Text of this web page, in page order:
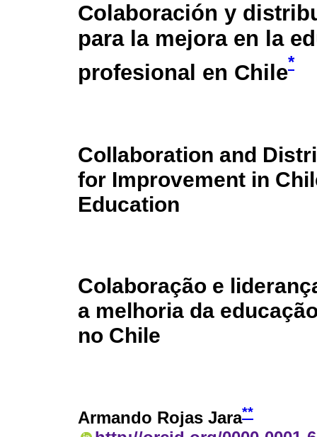
Colaboración y
para la mejora en la
profesional en Chile*
Collaboration and
for Improvement in
Education
Colaboração e
a melhoria da
no Chile
Armando Rojas Jara**